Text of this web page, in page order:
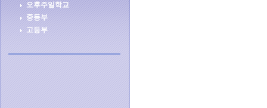
오후주일학교
중등부
고등부